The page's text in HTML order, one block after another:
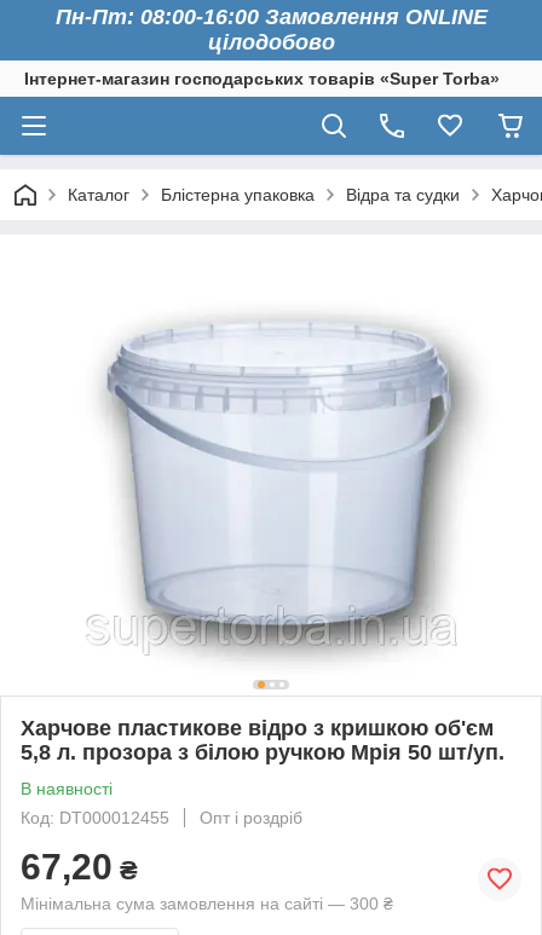
Пн-Пт: 08:00-16:00 Замовлення ONLINE
цілодобово
Інтернет-магазин господарських товарів «Super Torba»
Каталог Блістерна упаковка Відра та судки
Харчове пластикове відро з кришкою об'єм
5,8 л. прозора з білою ручкою Мрія 50 шт/уп.
В наявності
Код: DT000012455
Опт і роздріб
67,20 ₴
Мінімальна сума замовлення на сайті — 300 ₴